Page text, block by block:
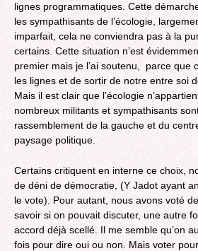
lignes programmatiques. Cette
les sympathisants de l’écologie,
imparfait, cela ne conviendra pas à la
certains. Cette situation n’est
premier mais je l’ai soutenu, parce que
les lignes et de sortir de notre entre soi
Mais il est clair que l’écologie
nombreux militants et sympathisants
rassemblement de la gauche et du
paysage politique.
Certains critiquent en interne ce choix,
de déni de démocratie, (Y Jadot ayant
le vote). Pour autant, nous avons voté
savoir si on pouvait discuter, une autre
accord déjà scellé. Il me semble qu’on
fois pour dire oui ou non. Mais voter